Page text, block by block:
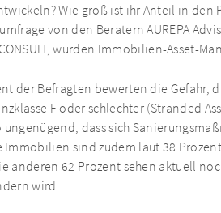
Wie groß ist ihr Anteil in
von den Beratern AUREPA
wurden Immobilien-Asset-
der Befragten bewerten die Gefahr,
F oder schlechter (Stranded
ungenügend, dass sich
Immobilien sind zudem laut 38
anderen 62 Prozent sehen aktuell
wird.